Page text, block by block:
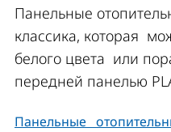
Панельные
классика, которая
белого цвета или
передней панелью
Панельные